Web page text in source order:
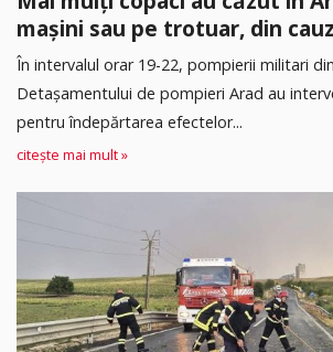
mașini sau pe trotuar, din
În intervalul orar 19-22, pompierii militari
Detașamentului de pompieri Arad au
pentru îndepărtarea efectelor...
citește mai mult »